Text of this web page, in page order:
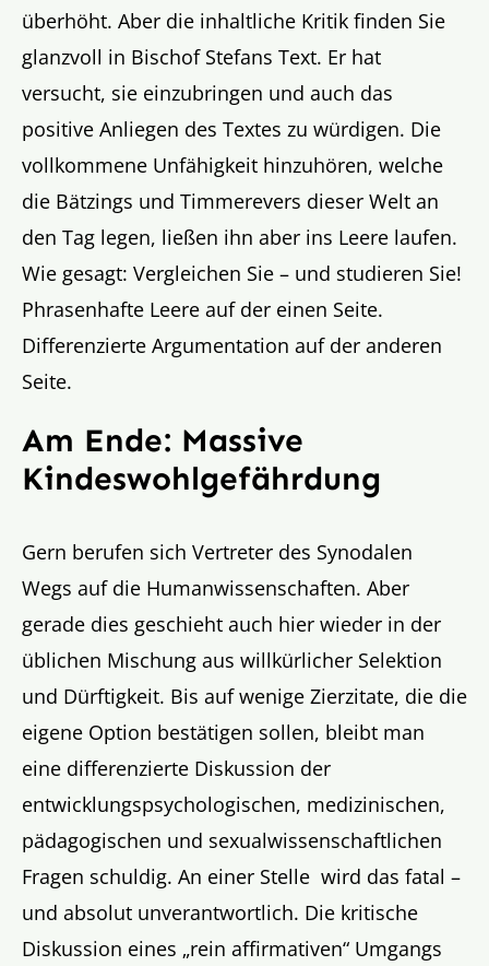
überhöht. Aber die inhaltliche Kritik finden Sie
glanzvoll in Bischof Stefans Text. Er hat
versucht, sie einzubringen und auch das
positive Anliegen des Textes zu würdigen. Die
vollkommene Unfähigkeit hinzuhören, welche
die Bätzings und Timmerevers dieser Welt an
den Tag legen, ließen ihn aber ins Leere laufen.
Wie gesagt: Vergleichen Sie – und studieren Sie!
Phrasenhafte Leere auf der einen Seite.
Differenzierte Argumentation auf der anderen
Seite.
Am Ende: Massive
Kindeswohlgefährdung
Gern berufen sich Vertreter des Synodalen
Wegs auf die Humanwissenschaften. Aber
gerade dies geschieht auch hier wieder in der
üblichen Mischung aus willkürlicher Selektion
und Dürftigkeit. Bis auf wenige Zierzitate, die die
eigene Option bestätigen sollen, bleibt man
eine differenzierte Diskussion der
entwicklungspsychologischen, medizinischen,
pädagogischen und sexualwissenschaftlichen
Fragen schuldig. An einer Stelle wird das fatal –
und absolut unverantwortlich. Die kritische
Diskussion eines „rein affirmativen“ Umgangs